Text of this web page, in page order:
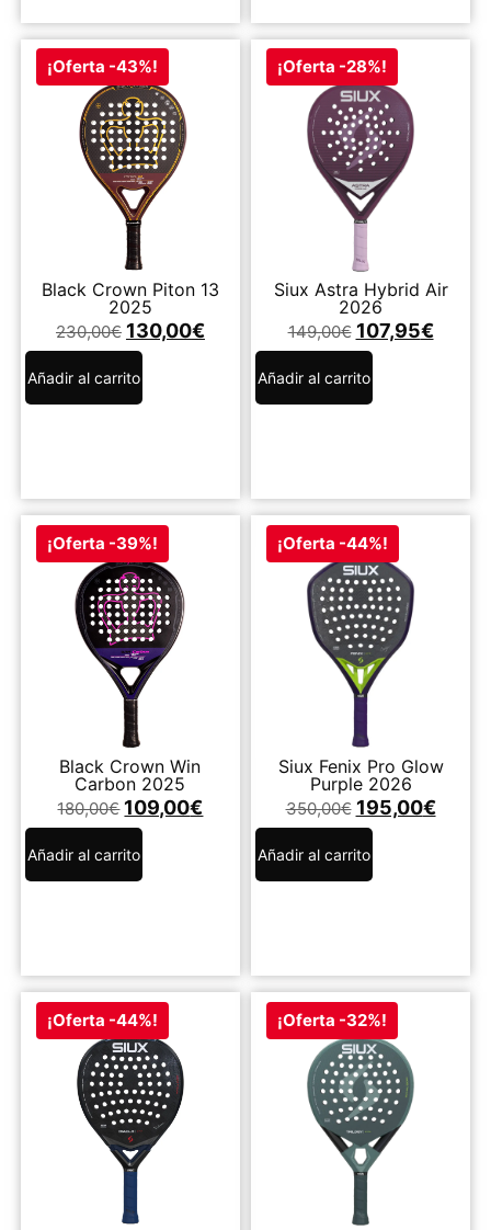
¡Oferta -43%!
Black Crown Piton 13
2025
230,00€ 130,00€
Añadir al carrito
¡Oferta -28%!
Siux Astra Hybrid Air
2026
149,00€ 107,95€
Añadir al carrito
¡Oferta -39%!
Black Crown Win
Carbon 2025
180,00€ 109,00€
Añadir al carrito
¡Oferta -44%!
Siux Fenix Pro Glow
Purple 2026
350,00€ 195,00€
Añadir al carrito
¡Oferta -44%! ¡Oferta -32%!